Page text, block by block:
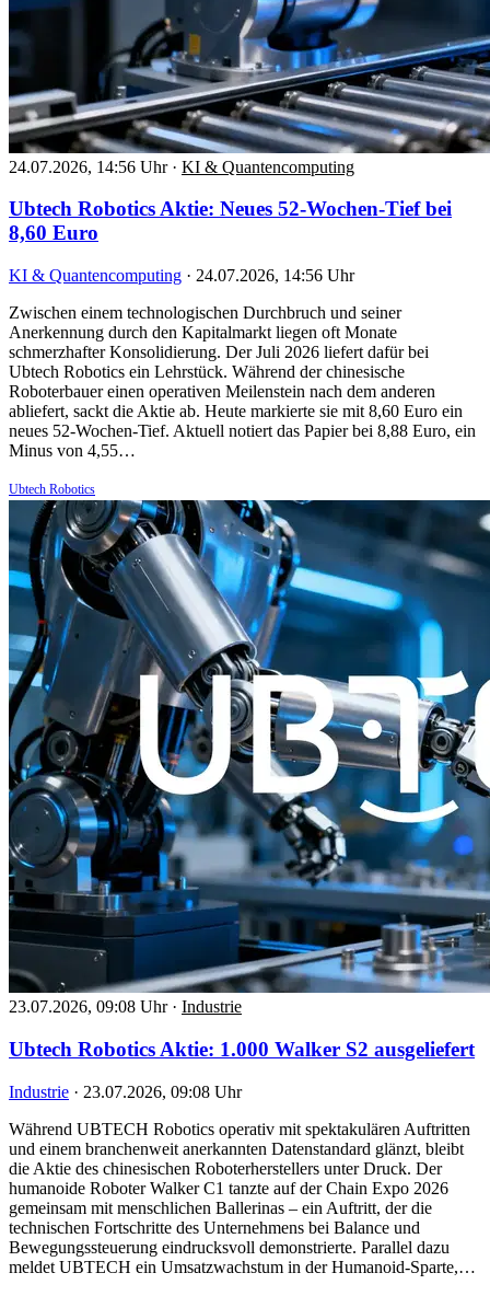
24.07.2026, 14:56 Uhr · KI & Quantencomputing
Ubtech Robotics Aktie: Neues 52-Wochen-Tief bei
8,60 Euro
KI & Quantencomputing · 24.07.2026, 14:56 Uhr
Zwischen einem technologischen Durchbruch und seiner
Anerkennung durch den Kapitalmarkt liegen oft Monate
schmerzhafter Konsolidierung. Der Juli 2026 liefert dafür bei
Ubtech Robotics ein Lehrstück. Während der chinesische
Roboterbauer einen operativen Meilenstein nach dem anderen
abliefert, sackt die Aktie ab. Heute markierte sie mit 8,60 Euro ein
neues 52-Wochen-Tief. Aktuell notiert das Papier bei 8,88 Euro, ein
Minus von 4,55…
Ubtech Robotics
23.07.2026, 09:08 Uhr · Industrie
Ubtech Robotics Aktie: 1.000 Walker S2 ausgeliefert
Industrie · 23.07.2026, 09:08 Uhr
Während UBTECH Robotics operativ mit spektakulären Auftritten
und einem branchenweit anerkannten Datenstandard glänzt, bleibt
die Aktie des chinesischen Roboterherstellers unter Druck. Der
humanoide Roboter Walker C1 tanzte auf der Chain Expo 2026
gemeinsam mit menschlichen Ballerinas – ein Auftritt, der die
technischen Fortschritte des Unternehmens bei Balance und
Bewegungssteuerung eindrucksvoll demonstrierte. Parallel dazu
meldet UBTECH ein Umsatzwachstum in der Humanoid-Sparte,…